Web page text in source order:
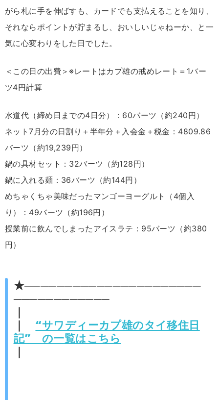
がら札に手を伸ばすも、カードでも支払えることを知り、
それならポイントが貯まるし、おいしいじゃねーか、と一
気に心変わりをした日でした。
＜この日の出費＞※レートはカプ雄の戒めレート＝1バー
ツ4円計算
水道代（締め日までの4日分）：60バーツ（約240円）
ネット7月分の日割り＋半年分＋入会金＋税金：4809.86
バーツ（約19,239円）
鍋の具材セット：32バーツ（約128円）
鍋に入れる麺：36バーツ（約144円）
めちゃくちゃ美味だったマンゴーヨーグルト（4個入
り）：49バーツ（約196円）
授業前に飲んでしまったアイスラテ：95バーツ（約380
円）
★──────────────────────
────────────
｜
｜ “サワディーカプ雄のタイ移住日
記” の一覧はこちら
｜